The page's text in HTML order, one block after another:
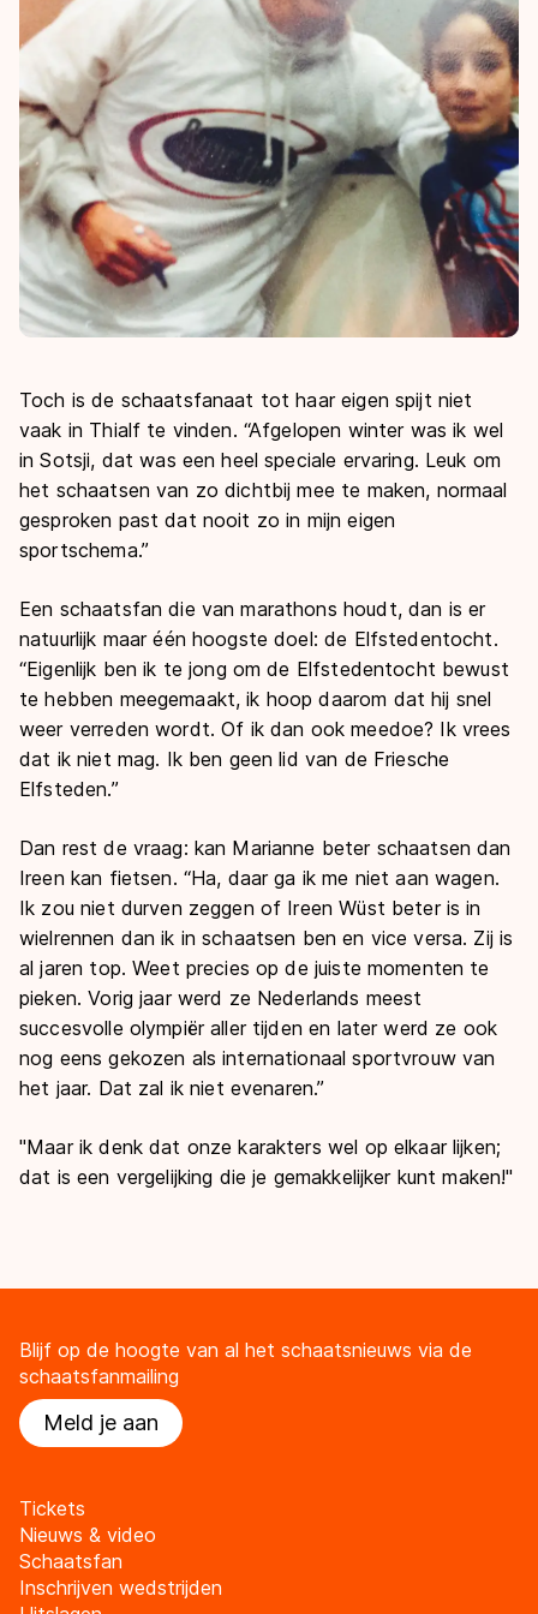
Toch is de schaatsfanaat tot haar eigen spijt niet
vaak in Thialf te vinden. “Afgelopen winter was ik wel
in Sotsji, dat was een heel speciale ervaring. Leuk om
het schaatsen van zo dichtbij mee te maken, normaal
gesproken past dat nooit zo in mijn eigen
sportschema.”
Een schaatsfan die van marathons houdt, dan is er
natuurlijk maar één hoogste doel: de Elfstedentocht.
“Eigenlijk ben ik te jong om de Elfstedentocht bewust
te hebben meegemaakt, ik hoop daarom dat hij snel
weer verreden wordt. Of ik dan ook meedoe? Ik vrees
dat ik niet mag. Ik ben geen lid van de Friesche
Elfsteden.”
Dan rest de vraag: kan Marianne beter schaatsen dan
Ireen kan fietsen. “Ha, daar ga ik me niet aan wagen.
Ik zou niet durven zeggen of Ireen Wüst beter is in
wielrennen dan ik in schaatsen ben en vice versa. Zij is
al jaren top. Weet precies op de juiste momenten te
pieken. Vorig jaar werd ze Nederlands meest
succesvolle olympiër aller tijden en later werd ze ook
nog eens gekozen als internationaal sportvrouw van
het jaar. Dat zal ik niet evenaren.”
"Maar ik denk dat onze karakters wel op elkaar lijken;
dat is een vergelijking die je gemakkelijker kunt maken!"
Blijf op de hoogte van al het schaatsnieuws via de
schaatsfanmailing
Meld je aan
Tickets
Nieuws & video
Schaatsfan
Inschrijven wedstrijden